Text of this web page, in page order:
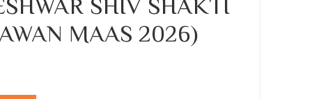
SHIV SHAKTI
MAAS 2026)